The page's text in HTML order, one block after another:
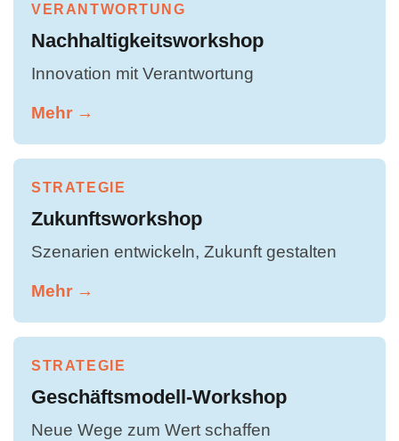
VERANTWORTUNG
Nachhaltigkeitsworkshop
Innovation mit Verantwortung
Mehr →
STRATEGIE
Zukunftsworkshop
Szenarien entwickeln, Zukunft gestalten
Mehr →
STRATEGIE
Geschäftsmodell-Workshop
Neue Wege zum Wert schaffen